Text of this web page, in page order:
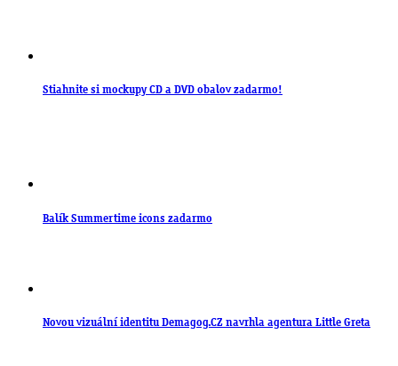
Stiahnite si mockupy CD a DVD obalov zadarmo!
Balík Summertime icons zadarmo
Novou vizuální identitu Demagog.CZ navrhla agentura Little Greta